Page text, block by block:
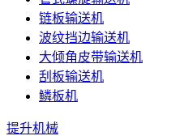
链板输送机
波纹挡边输送机
大倾角皮带输送机
刮板输送机
鳞板机
提升机械